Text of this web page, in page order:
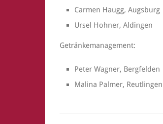
Carmen Haugg, Augsburg
Ursel Hohner, Aldingen
Getränkemanagement:
Peter Wagner, Bergfelden
Malina Palmer, Reutlingen